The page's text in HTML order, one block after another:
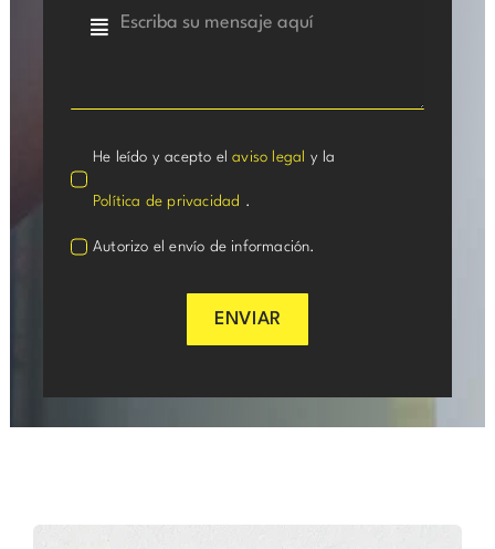
He leído y acepto elaviso legal y la
Política de privacidad .
Autorizo el envío de información.
ENVIAR